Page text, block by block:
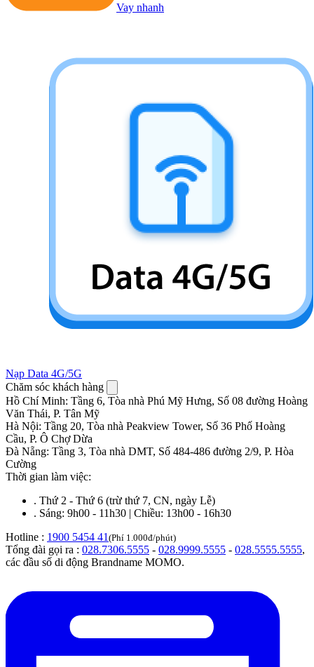
Vay nhanh
Nạp Data 4G/5G
Chăm sóc khách hàng
Hồ Chí Minh: Tầng 6, Tòa nhà Phú Mỹ Hưng, Số 08 đường Hoàng
Văn Thái, P. Tân Mỹ
Hà Nội: Tầng 20, Tòa nhà Peakview Tower, Số 36 Phố Hoàng
Cầu, P. Ô Chợ Dừa
Đà Nẵng: Tầng 3, Tòa nhà DMT, Số 484-486 đường 2/9, P. Hòa
Cường
Thời gian làm việc:
. Thứ 2 - Thứ 6 (trừ thứ 7, CN, ngày Lễ)
. Sáng: 9h00 - 11h30 | Chiều: 13h00 - 16h30
Hotline : 1900 5454 41 (Phí 1.000đ/phút)
Tổng đài gọi ra : 028.7306.5555 - 028.9999.5555 - 028.5555.5555,
các đầu số di động Brandname MOMO.